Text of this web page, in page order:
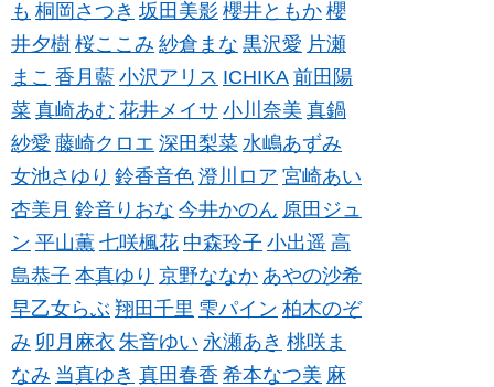
も 桐岡さつき 坂田美影 櫻井ともか 櫻
井夕樹 桜ここみ 紗倉まな 黒沢愛 片瀬
まこ 香月藍 小沢アリス ICHIKA 前田陽
菜 真崎あむ 花井メイサ 小川奈美 真鍋
紗愛 藤崎クロエ 深田梨菜 水嶋あずみ
女池さゆり 鈴香音色 澄川ロア 宮崎あい
杏美月 鈴音りおな 今井かのん 原田ジュ
ン 平山薫 七咲楓花 中森玲子 小出遥 高
島恭子 本真ゆり 京野ななか あやの沙希
早乙女らぶ 翔田千里 雫パイン 柏木のぞ
み 卯月麻衣 朱音ゆい 永瀬あき 桃咲ま
なみ 当真ゆき 真田春香 希本なつ美 麻